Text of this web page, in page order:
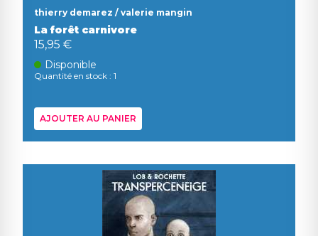
thierry demarez / valerie mangin
La forêt carnivore
15,95 €
Disponible
Quantité en stock : 1
AJOUTER AU PANIER